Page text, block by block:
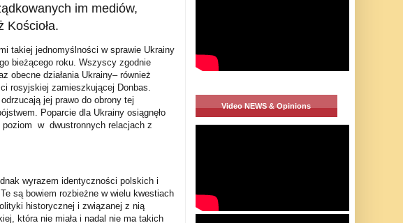
im mediów,
Kościoła.
takiej jednomyślności w sprawie Ukrainy
bieżącego roku. Wszyscy zgodnie
obecne działania Ukrainy– również
rosyjskiej zamieszkującej Donbas.
jej prawo do obrony tej
Poparcie dla Ukrainy osiągnęło
w dwustronnych relacjach z
wyrazem identyczności polskich i
są bowiem rozbieżne w wielu kwestiach
historycznej i związanej z nią
która nie miała i nadal nie ma takich
Video NEWS & Opinions